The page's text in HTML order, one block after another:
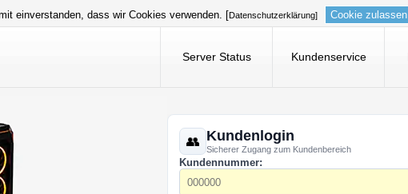
einverstanden, dass wir Cookies verwenden. [ Datenschutzerklärung] Cookie zulassen
Server Status Kundenservice
Kundenlogin
Sicherer Zugang zum Kundenbereich
Kundennummer: